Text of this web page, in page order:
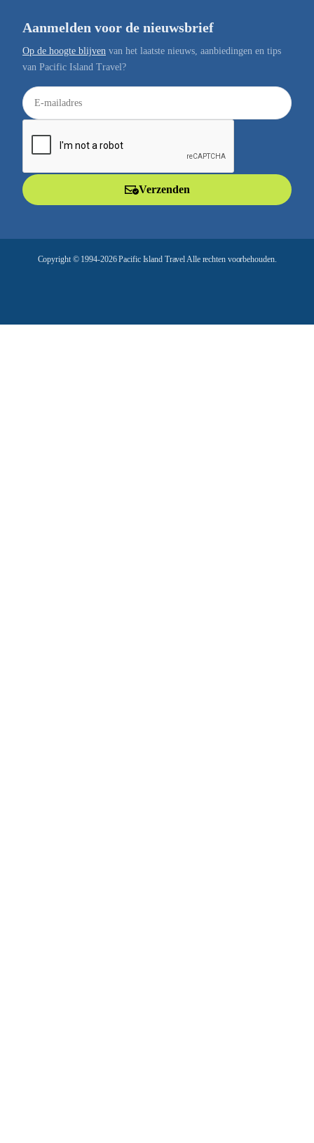
Aanmelden voor de nieuwsbrief
Op de hoogte blijven van het laatste nieuws, aanbiedingen en tips
van Pacific Island Travel?
E
-
a
Verzenden
Copyright © 1994-2026 Pacific Island Travel Alle rechten voorbehouden.